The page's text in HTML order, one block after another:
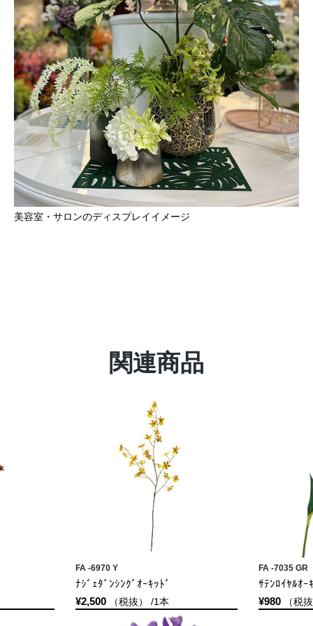
美容室・サロンのディスプレイイメージ
関連商品
FA -6970 Y
ﾅｼﾞｪﾀﾞﾝｼﾝｸﾞｵｰｷｯﾄﾞ
¥2,500（税抜） /1本
FA -7035 GR
ｻﾃﾝﾛｲﾔﾙｵｰ
¥980 （税